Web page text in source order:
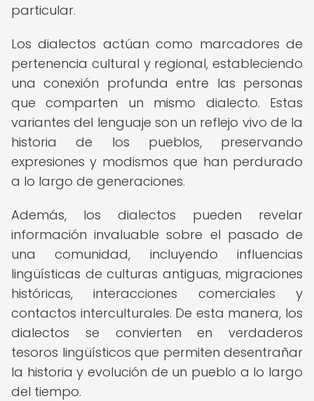
particular.
Los dialectos actúan como marcadores de
pertenencia cultural y regional, estableciendo
una conexión profunda entre las personas
que comparten un mismo dialecto. Estas
variantes del lenguaje son un reflejo vivo de la
historia de los pueblos, preservando
expresiones y modismos que han perdurado
a lo largo de generaciones.
Además, los dialectos pueden revelar
información invaluable sobre el pasado de
una comunidad, incluyendo influencias
lingüísticas de culturas antiguas, migraciones
históricas, interacciones comerciales y
contactos interculturales. De esta manera, los
dialectos se convierten en verdaderos
tesoros lingüísticos que permiten desentrañar
la historia y evolución de un pueblo a lo largo
del tiempo.